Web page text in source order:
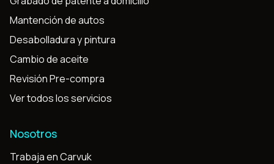
Mantención de autos
Desabolladura y pintura
Cambio de aceite
Revisión Pre-compra
Ver todos los servicios
Nosotros
Trabaja en Carvuk